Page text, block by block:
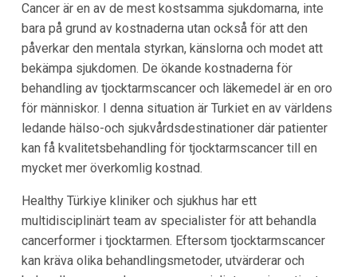
Cancer är en av de mest kostsamma sjukdomarna, inte
bara på grund av kostnaderna utan också för att den
påverkar den mentala styrkan, känslorna och modet att
bekämpa sjukdomen. De ökande kostnaderna för
behandling av tjocktarmscancer och läkemedel är en oro
för människor. I denna situation är Turkiet en av världens
ledande hälso-och sjukvårdsdestinationer där patienter
kan få kvalitetsbehandling för tjocktarmscancer till en
mycket mer överkomlig kostnad.
Healthy Türkiye kliniker och sjukhus har ett
multidisciplinärt team av specialister för att behandla
cancerformer i tjocktarmen. Eftersom tjocktarmscancer
kan kräva olika behandlingsmetoder, utvärderar och